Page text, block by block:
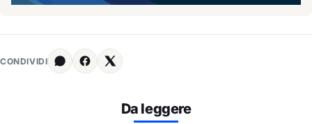
CONDIVIDI
Da leggere